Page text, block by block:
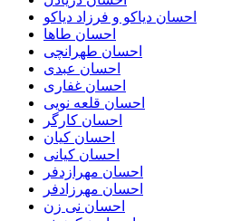
احسان دیاکو و فرزاد دیاکو
احسان طاها
احسان طهرانچی
احسان عبدی
احسان غفاری
احسان قلعه نویی
احسان کارگر
احسان کیان
احسان کیانی
احسان مهرازدفر
احسان مهرزادفر
احسان نی زن